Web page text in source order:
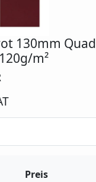
130mm
m²
Preis